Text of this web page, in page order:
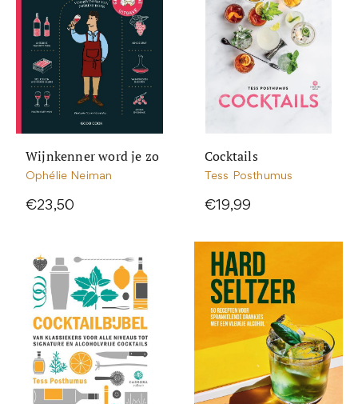
Wijnkenner word je zo
Ophélie Neiman
€23,50
Cocktails
Tess Posthumus
€19,99